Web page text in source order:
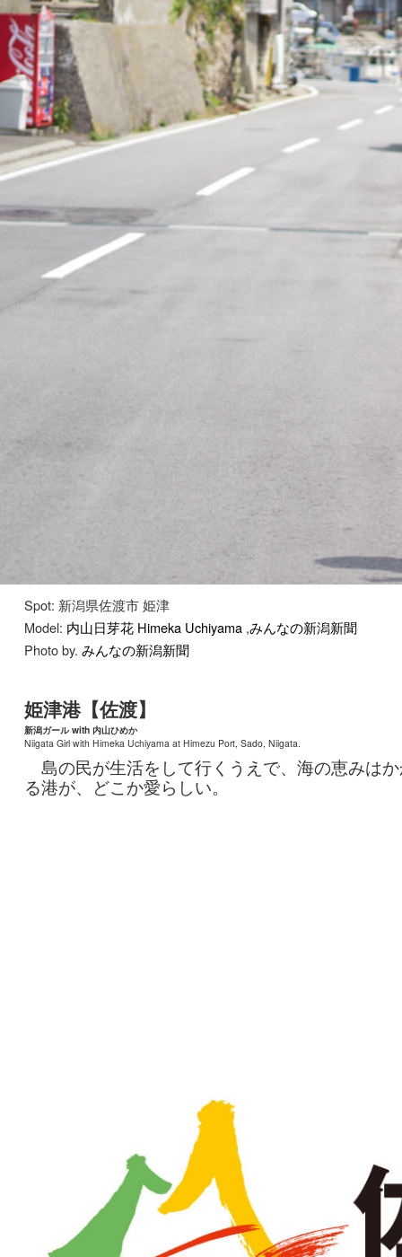
Spot: 新潟県佐渡市 姫津
Model: 内山日芽花 Himeka Uchiyama,みんなの新潟新聞
Photo by. みんなの新潟新聞
姫津港【佐渡】
新潟ガール with 内山ひめか
Niigata Girl with Himeka Uchiyama at Himezu Port, Sado, Niigata.
島の民が生活をして行くうえで、海の恵みは
る港が、どこか愛らしい。